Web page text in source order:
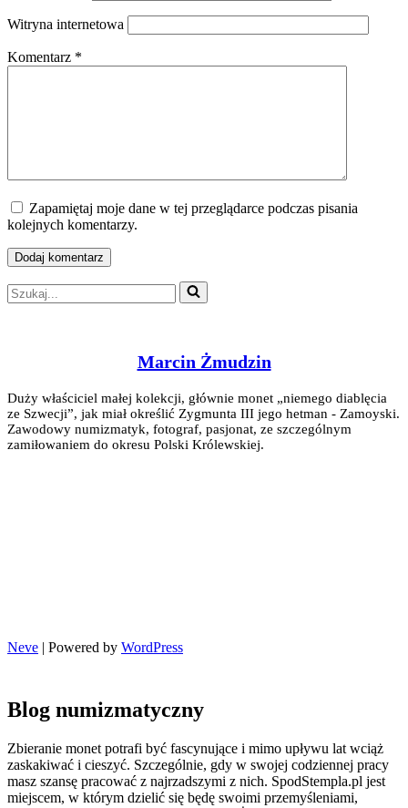
Witryna internetowa
Komentarz *
Zapamiętaj moje dane w tej przeglądarce podczas pisania
kolejnych komentarzy.
Szukaj...
Marcin Żmudzin
Duży właściciel małej kolekcji, głównie monet „niemego diablęcia
ze Szwecji”, jak miał określić Zygmunta III jego hetman - Zamoyski.
Zawodowy numizmatyk, fotograf, pasjonat, ze szczególnym
zamiłowaniem do okresu Polski Królewskiej.
Neve | Powered by WordPress
Blog numizmatyczny
Zbieranie monet potrafi być fascynujące i mimo upływu lat wciąż
zaskakiwać i cieszyć. Szczególnie, gdy w swojej codziennej pracy
masz szansę pracować z najrzadszymi z nich. SpodStempla.pl jest
miejscem, w którym dzielić się będę swoimi przemyśleniami,